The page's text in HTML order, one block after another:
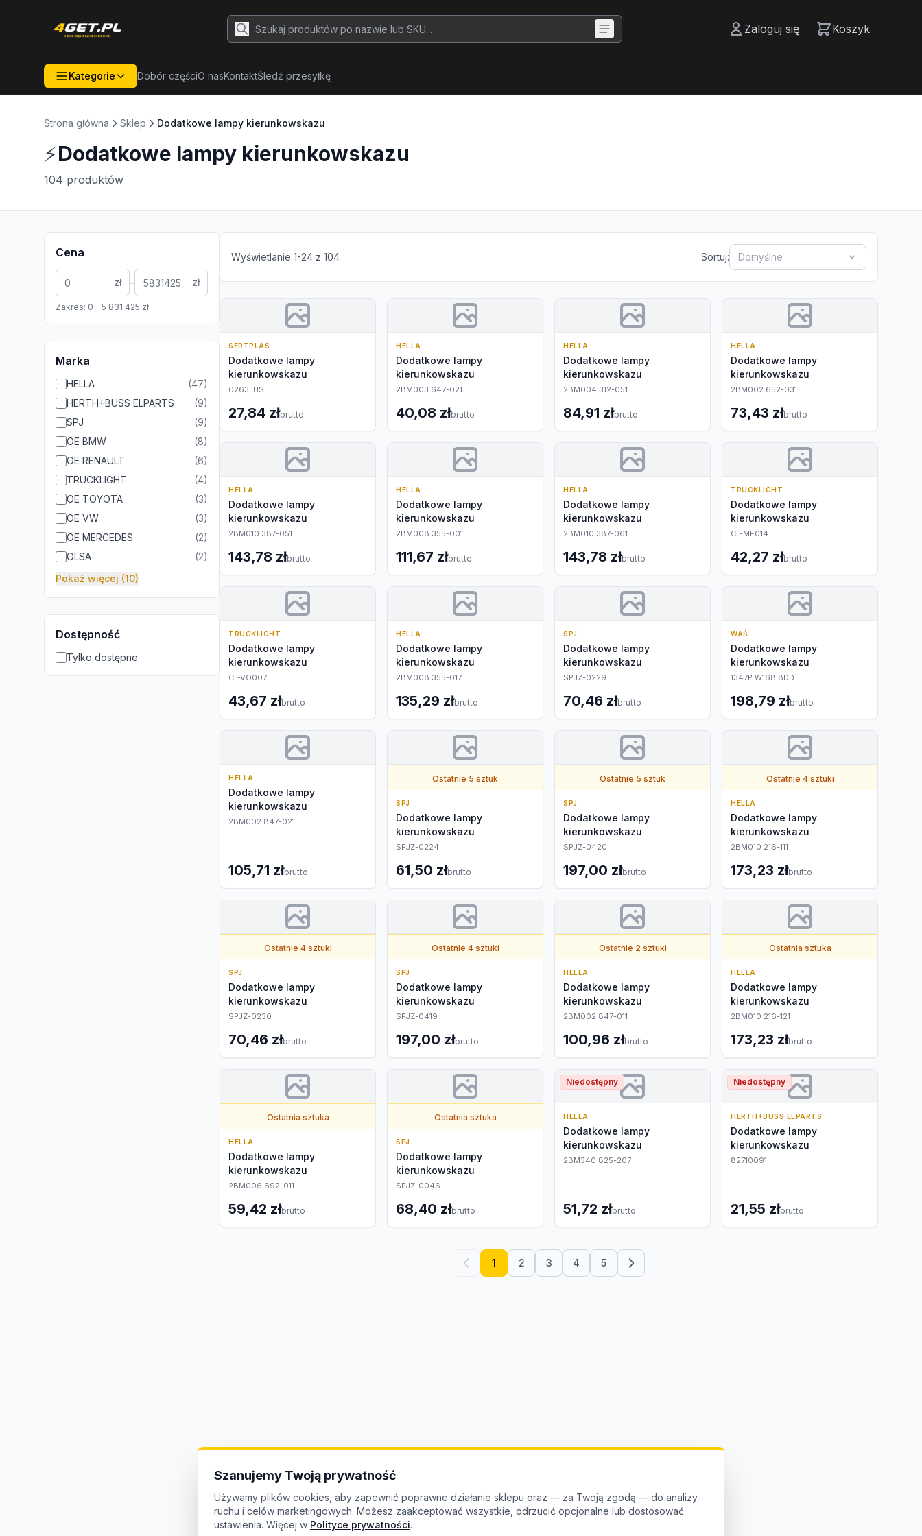
Zaloguj się Koszyk
Kategorie Dobór częściO nasKontaktŚledź przesyłkę
Strona główna Sklep Dodatkowe lampy kierunkowskazu
⚡Dodatkowe lampy kierunkowskazu
104 produktów
Cena
zł - zł
Zakres: 0 - 5 831 425 zł
Marka
HELLA (47)
HERTH+BUSS ELPARTS
(9)
SPJ
(9)
OE BMW
(8)
OE RENAULT
(6)
TRUCKLIGHT
(4)
OE TOYOTA
(3)
OE VW
(3)
OE MERCEDES
(2)
OLSA
(2)
Pokaż więcej (10)
Dostępność
Tylko dostępne
Wyświetlanie 1-24 z 104 Sortuj: Domyślne
SERTPLAS
Dodatkowe lampy
kierunkowskazu
0263LUS
27,84 złbrutto
HELLA
Dodatkowe lampy
kierunkowskazu
2BM003 647-021
40,08 złbrutto
HELLA
Dodatkowe lampy
kierunkowskazu
2BM004 312-051
84,91 złbrutto
HELLA
Dodatkowe lampy
kierunkowskazu
2BM002 652-031
73,43 złbrutto
HELLA
Dodatkowe lampy
kierunkowskazu
2BM010 387-051
143,78 złbrutto
HELLA
Dodatkowe lampy
kierunkowskazu
2BM008 355-001
111,67 złbrutto
HELLA
Dodatkowe lampy
kierunkowskazu
2BM010 387-061
143,78 złbrutto
TRUCKLIGHT
Dodatkowe lampy
kierunkowskazu
CL-ME014
42,27 złbrutto
TRUCKLIGHT
Dodatkowe lampy
kierunkowskazu
CL-VO007L
43,67 złbrutto
HELLA
Dodatkowe lampy
kierunkowskazu
2BM008 355-017
135,29 złbrutto
SPJ
Dodatkowe lampy
kierunkowskazu
SPJZ-0229
70,46 złbrutto
WAŚ
Dodatkowe lampy
kierunkowskazu
1347P W168.8DD
198,79 złbrutto
HELLA
Dodatkowe lampy
kierunkowskazu
2BM002 847-021
105,71 złbrutto
Ostatnie 5 sztuk
SPJ
Dodatkowe lampy
kierunkowskazu
SPJZ-0224
61,50 złbrutto
Ostatnie 5 sztuk
SPJ
Dodatkowe lampy
kierunkowskazu
SPJZ-0420
197,00 złbrutto
Ostatnie 4 sztuki
HELLA
Dodatkowe lampy
kierunkowskazu
2BM010 216-111
173,23 złbrutto
Ostatnie 4 sztuki
SPJ
Dodatkowe lampy
kierunkowskazu
SPJZ-0230
70,46 złbrutto
Ostatnie 4 sztuki
SPJ
Dodatkowe lampy
kierunkowskazu
SPJZ-0419
197,00 złbrutto
Ostatnie 2 sztuki
HELLA
Dodatkowe lampy
kierunkowskazu
2BM002 847-011
100,96 złbrutto
Ostatnia sztuka
HELLA
Dodatkowe lampy
kierunkowskazu
2BM010 216-121
173,23 złbrutto
Ostatnia sztuka
HELLA
Dodatkowe lampy
kierunkowskazu
2BM006 692-011
59,42 złbrutto
Ostatnia sztuka
SPJ
Dodatkowe lampy
kierunkowskazu
SPJZ-0046
68,40 złbrutto
Niedostępny
HELLA
Dodatkowe lampy
kierunkowskazu
2BM340 825-207
51,72 złbrutto
Niedostępny
HERTH+BUSS ELPARTS
Dodatkowe lampy
kierunkowskazu
82710091
21,55 złbrutto
1 2 3 4 5
Szanujemy Twoją prywatność
Używamy plików cookies, aby zapewnić poprawne działanie sklepu oraz — za Twoją zgodą — do analizy
ruchu i celów marketingowych. Możesz zaakceptować wszystkie, odrzucić opcjonalne lub dostosować
ustawienia. Więcej w Polityce prywatności.